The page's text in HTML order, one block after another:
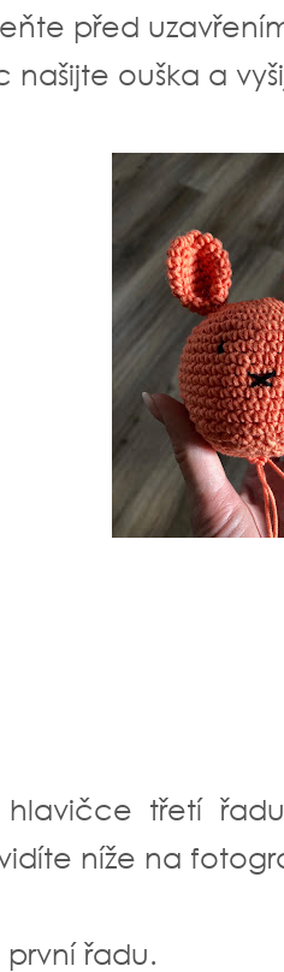
před
našijte ouška a
třetí
níže na
řadu.